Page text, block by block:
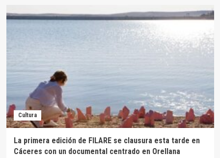
obra
recibe
una
gran
acogida
en
el
Museo
de
Alvear
Cultura
La primera edición de FILARE se clausura esta tarde en
Cáceres con un documental centrado en Orellana